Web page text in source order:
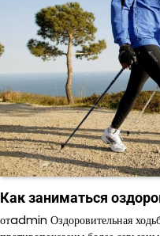
Как заниматься
отadmin Оздоровительная